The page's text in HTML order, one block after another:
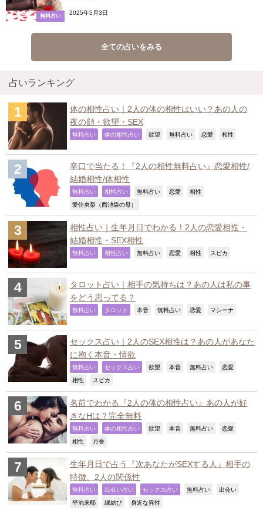
無料占い
2025年5月3日
全ての占いをみる
占いランキング
体の相性占い｜2人の体の相性はいい？あの人の
夜の顔・欲望・SEX
無料占い 体の相性占い 欲望 無料占い 恋愛 相性
辛口で当たる！『2人の相性無料占い』恋愛相性/
結婚相性/体相性
無料占い 相性占い 無料占い 恋愛 相性
愛佳央梨（西池袋の母）
相性占い｜生年月日でわかる！2人の恋愛相性・
結婚相性・SEX相性
無料占い 相性占い 無料占い 恋愛 相性 スピカ
タロット占い｜相手の気持ちは？あの人は私の事
をどう思ってる？
無料占い タロット 本音 無料占い 恋愛 マシーナ
セックス占い｜2人のSEX相性は？あの人があなた
に抱く本音・情欲
無料占い セックス占い 欲望 本音 無料占い 恋愛
相性 スピカ
名前でわかる『2人の体の相性占い』あの人が好
きなHは？完全無料
無料占い 体の相性占い 欲望 本音 無料占い 恋愛
相性 月香
生年月日で占う『次あなたがSEXする人』相手の
特徴、2人の関係性
無料占い 出会い占い セックス占い 無料占い 出会い
平池来耶 縁結び 身近な異性